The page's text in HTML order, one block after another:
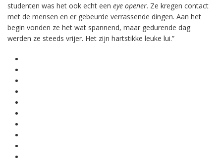
studenten was het ook echt een eye opener. Ze kregen contact
met de mensen en er gebeurde verrassende dingen. Aan het
begin vonden ze het wat spannend, maar gedurende dag
werden ze steeds vrijer. Het zijn hartstikke leuke lui.”